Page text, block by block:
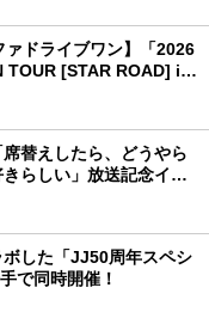
ァドライブワン】「2026
TOUR [STAR ROAD] in
編】
席替えしたら、どうやら
らしい」放送記念イン
愛く見えたんです」
した「JJ50周年スペシ
で同時開催！